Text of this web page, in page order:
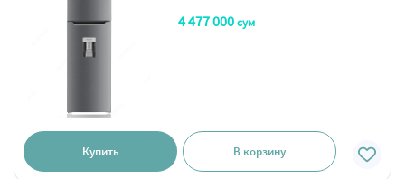
4 477 000сум
Купить В корзину